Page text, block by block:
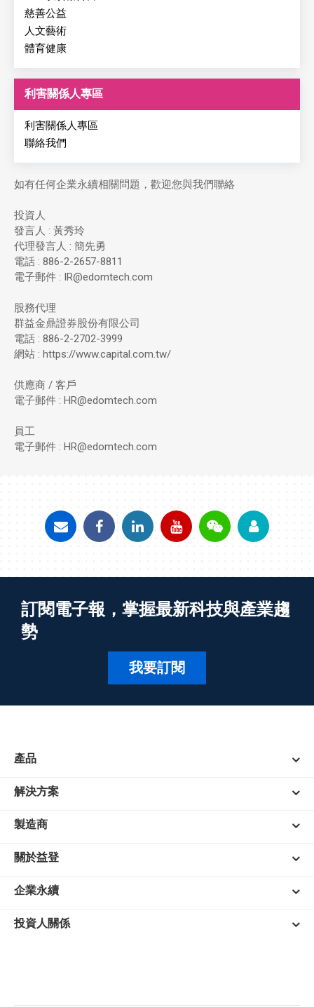
慈善公益
人文藝術
體育健康
利害關係人專區
利害關係人專區
聯絡我們
如有任何企業永續相關問題，歡迎您與我們聯絡
投資人
發言人 : 黃秀玲
代理發言人 : 簡先勇
電話 : 886-2-2657-8811
電子郵件 : IR@edomtech.com
股務代理
群益金鼎證券股份有限公司
電話 : 886-2-2702-3999
網站 : https://www.capital.com.tw/
供應商 / 客戶
電子郵件 : HR@edomtech.com
員工
電子郵件 : HR@edomtech.com
訂閱電子報，掌握最新科技與產業趨
勢
我要訂閱
產品
解決方案
製造商
關於益登
企業永續
投資人關係